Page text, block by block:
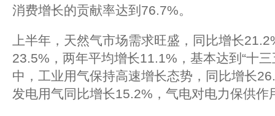
消费增长的贡献率达到76.7%。
上半年，天然气市场需求旺盛，同比增长
23.5%，两年平均增长11.1%，基本达到“十
中，工业用气保持高速增长态势，同比增长
发电用气同比增长15.2%，气电对电力保供作